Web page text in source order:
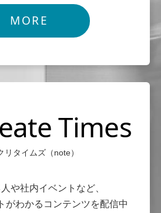
MORE
Times
リタイムズ（note）
や社内イベントなど、
がわかるコンテンツを配信中